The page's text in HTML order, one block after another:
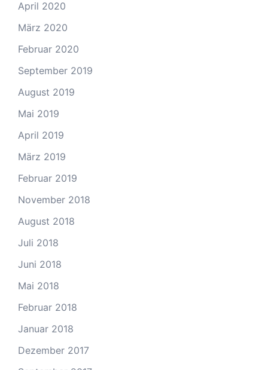
April 2020
März 2020
Februar 2020
September 2019
August 2019
Mai 2019
April 2019
März 2019
Februar 2019
November 2018
August 2018
Juli 2018
Juni 2018
Mai 2018
Februar 2018
Januar 2018
Dezember 2017